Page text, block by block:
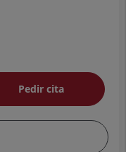
Pedir cita